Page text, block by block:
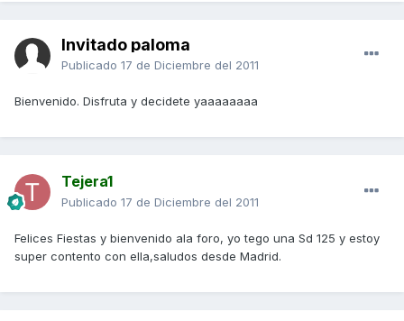
Invitado paloma
Publicado 17 de Diciembre del 2011
Bienvenido. Disfruta y decidete yaaaaaaaa
Tejera1
Publicado 17 de Diciembre del 2011
Felices Fiestas y bienvenido ala foro, yo tego una Sd 125 y estoy
super contento con ella,saludos desde Madrid.